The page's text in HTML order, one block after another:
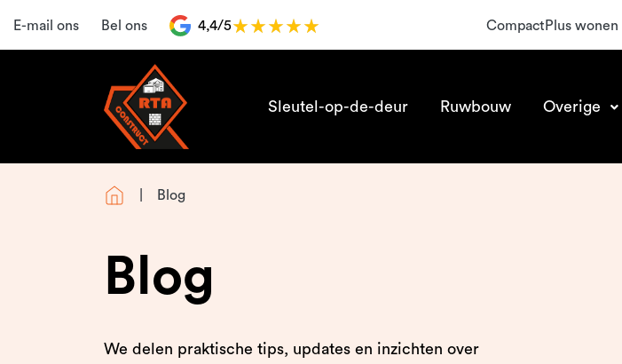
E-mail ons Bel ons 4,4/5 CompactPlus wonen
Sleutel-op-de-deur Ruwbouw Overige
Blog
Blog
We delen praktische tips, updates en inzichten over